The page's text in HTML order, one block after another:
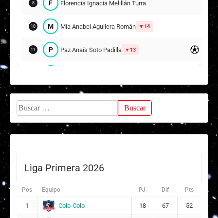
8 F Florencia Ignacia Melillán Turra
10 M Mía Anabel Aguilera Román 14
11 P Paz Anaís Soto Padilla 13
Suplentes
12 S Sofía Belén Flores Escalona
9
7
Buscar:
Liga Primera 2026
Pos Equipo PJ Dif Pts
1 Colo-Colo 18 67 52